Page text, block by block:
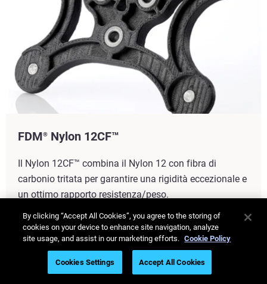
FDM® Nylon 12CF™
Il Nylon 12CF™ combina il Nylon 12 con fibra di
carbonio tritata per garantire una rigidità eccezionale e
un ottimo rapporto resistenza/peso.
Scopri di più
By clicking “Accept All Cookies”, you agree to the storing of
cookies on your device to enhance site navigation, analyze
site usage, and assist in our marketing efforts. Cookie Policy
Cookies Settings Accept All Cookies